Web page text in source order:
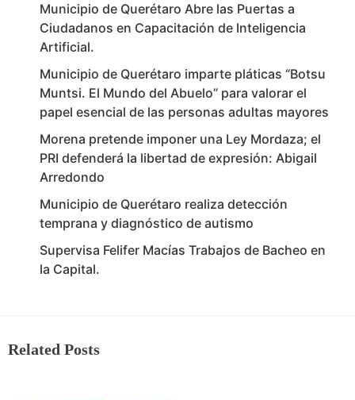
Municipio de Querétaro Abre las Puertas a
Ciudadanos en Capacitación de Inteligencia
Artificial.
Municipio de Querétaro imparte pláticas “Botsu
Muntsi. El Mundo del Abuelo” para valorar el
papel esencial de las personas adultas mayores
Morena pretende imponer una Ley Mordaza; el
PRI defenderá la libertad de expresión: Abigail
Arredondo
Municipio de Querétaro realiza detección
temprana y diagnóstico de autismo
Supervisa Felifer Macías Trabajos de Bacheo en
la Capital.
Related Posts